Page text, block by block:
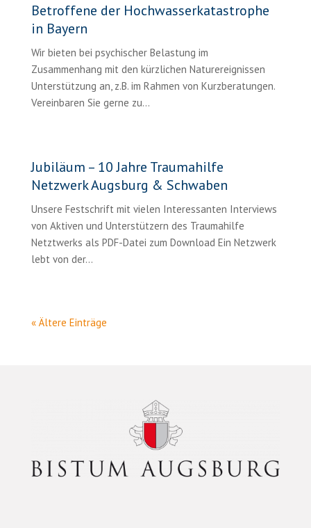
Betroffene der Hochwasserkatastrophe
in Bayern
Wir bieten bei psychischer Belastung im
Zusammenhang mit den kürzlichen Naturereignissen
Unterstützung an, z.B. im Rahmen von Kurzberatungen.
Vereinbaren Sie gerne zu...
Jubiläum – 10 Jahre Traumahilfe
Netzwerk Augsburg & Schwaben
Unsere Festschrift mit vielen Interessanten Interviews
von Aktiven und Unterstützern des Traumahilfe
Netztwerks als PDF-Datei zum Download Ein Netzwerk
lebt von der...
« Ältere Einträge